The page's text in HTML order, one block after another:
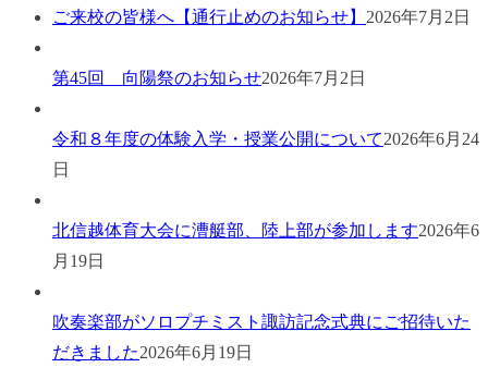
ご来校の皆様へ【通行止めのお知らせ】 2026年7月2日
第45回 向陽祭のお知らせ2026年7月2日
令和８年度の体験入学・授業公開について2026年6月24
日
北信越体育大会に漕艇部、陸上部が参加します2026年6
月19日
吹奏楽部がソロプチミスト諏訪記念式典にご招待いた
だきました2026年6月19日